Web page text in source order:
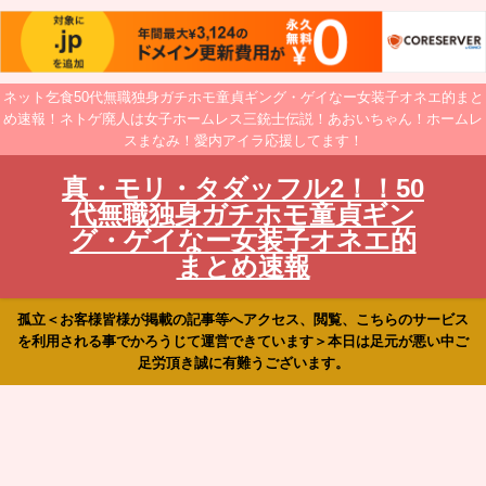
ネット乞食50代無職独身ガチホモ童貞ギング・ゲイなー女装子オネエ的まと
め速報！ネトゲ廃人は女子ホームレス三銃士伝説！あおいちゃん！ホームレ
スまなみ！愛内アイラ応援してます！
真・モリ・タダッフル2！！50
代無職独身ガチホモ童貞ギン
グ・ゲイなー女装子オネエ的
まとめ速報
孤立＜お客様皆様が掲載の記事等へアクセス、閲覧、こちらのサービス
を利用される事でかろうじて運営できています＞本日は足元が悪い中ご
足労頂き誠に有難うございます。